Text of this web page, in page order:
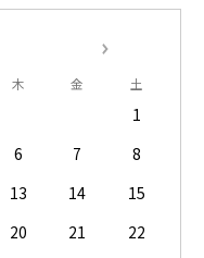
木 金 土
1
6 7
8
13 14
15
20 21
22